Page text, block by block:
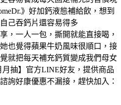
》好加鈣液態補給飲，想到
己吞鈣片還容易得多
，一人一包，撕開就能直接喝，
也覺得蘋果牛奶風味很順口，接
就把每天補充鈣質變成我們母女
抽】官方LINE好友，提供商品
詢好康優惠不漏接，趕快加入：